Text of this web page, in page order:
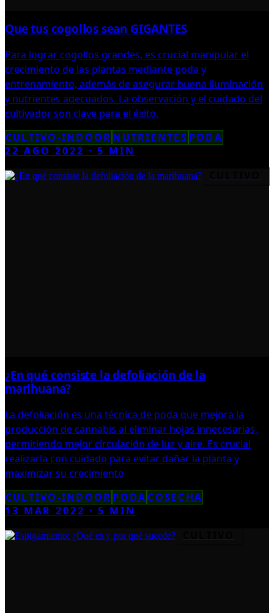
Que tus cogollos sean GIGANTES
Para lograr cogollos grandes, es crucial manipular el
crecimiento de las plantas mediante poda y
entrenamiento, además de asegurar buena iluminación
y nutrientes adecuados. La observación y el cuidado del
cultivador son clave para el éxito.
CULTIVO-INDOOR NUTRIENTES PODA
22 AGO 2022 ·5 MIN
¿En qué consiste la defoliación de la
marihuana?
La defoliación es una técnica de poda que mejora la
producción de cannabis al eliminar hojas innecesarias,
permitiendo mejor circulación de luz y aire. Es crucial
realizarla con cuidado para evitar dañar la planta y
maximizar su crecimiento
CULTIVO-INDOOR PODA COSECHA
13 MAR 2022 ·5 MIN